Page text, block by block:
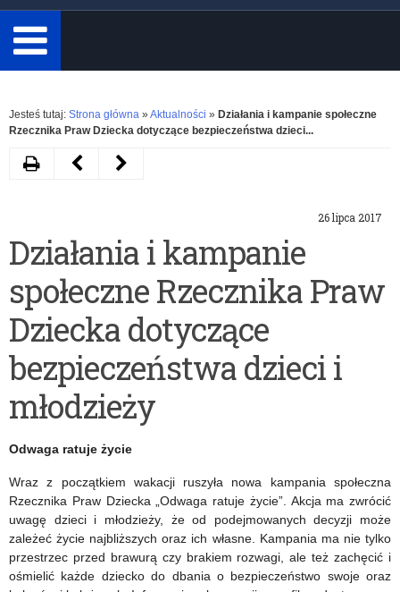
minimum
3
znaki.
Rozwiń
Jesteś tutaj: Strona główna » Aktualności » Działania i kampanie społeczne
Rzecznika Praw Dziecka dotyczące bezpieczeństwa dzieci...
26 lipca 2017
Działania i kampanie
społeczne Rzecznika Praw
Dziecka dotyczące
bezpieczeństwa dzieci i
młodzieży
Odwaga ratuje życie
Wraz z początkiem wakacji ruszyła nowa kampania społeczna
Rzecznika Praw Dziecka „Odwaga ratuje życie”. Akcja ma zwrócić
uwagę dzieci i młodzieży, że od podejmowanych decyzji może
zależeć życie najbliższych oraz ich własne. Kampania ma nie tylko
przestrzec przed brawurą czy brakiem rozwagi, ale też zachęcić i
ośmielić każde dziecko do dbania o bezpieczeństwo swoje oraz
DrukujNastępny
zmian
do
zatwierdzonego
arkusza
organizacji
pracy
oraz
publicznego
przedszkola
Poprzedni
o
wolnych
miejscach
w
szkołach
ponadgimnazjalnych
szkolny
2017/2018